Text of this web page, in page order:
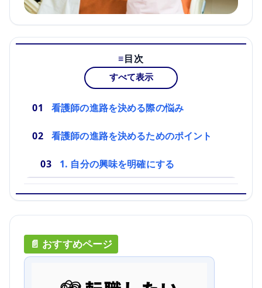
目次
すべて表示
看護師の進路を決める際の悩み
看護師の進路を決めるためのポイント
1. 自分の興味を明確にする